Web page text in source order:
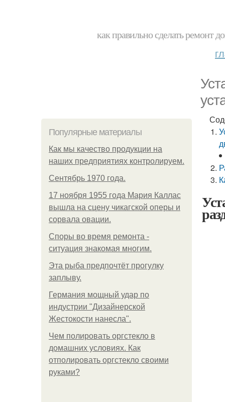
как правильно сделать ремонт
Популярные материалы
Как мы качество продукции на
наших предприятиях контролируем.
Сентябрь 1970 года.
17 ноября 1955 года Мария Каллас
вышла на сцену чикагской оперы и
сорвала овации.
Споры во время ремонта -
ситуация знакомая многим.
Эта рыба предпочтёт прогулку
заплыву.
Германия мощный удар по
индустрии "Дизайнерской
Жестокости нанесла".
Чем полировать оргстекло в
домашних условиях. Как
отполировать оргстекло своими
руками?